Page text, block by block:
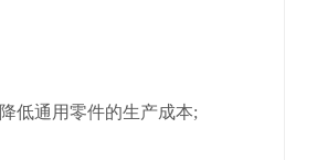
低通用零件的生产成本;